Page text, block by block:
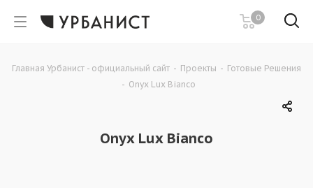
0
Главная Урбанист - официальный сайт - Проекты - Готовые Решения
- Onyx Lux Bianco
Onyx Lux Bianco